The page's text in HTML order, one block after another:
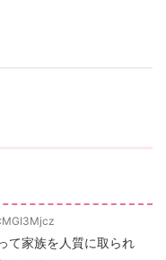
て家族を人質に取られ